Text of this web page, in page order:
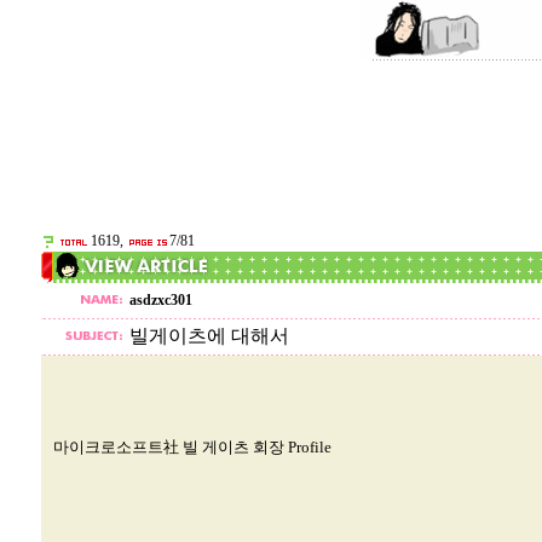
1619, 7/81
asdzxc301
빌게이츠에 대해서
마이크로소프트社 빌 게이츠 회장 Profile